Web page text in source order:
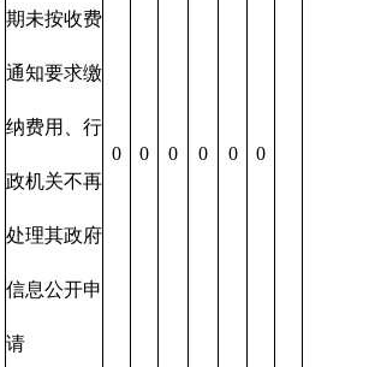
期未按收费
通知要求缴
纳费用、行
政机关不再
处理其政府
信息公开申
请
0 0 0 0 0 0